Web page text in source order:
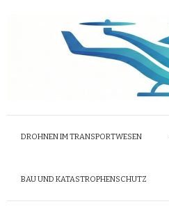
DROHNEN IM TRANSPORTWESEN
BAU UND KATASTROPHENSCHUTZ